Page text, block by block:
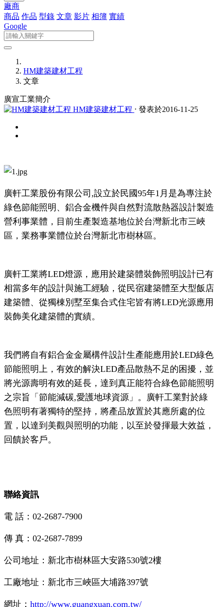
廠商
商品 作品 型錄 文章 影片 相簿 實績
Google
HM建築建材工程
文章
廣宣工業簡介
HM建築建材工程 ⋅ 發表於2016-11-25
廣軒工業股份有限公司,設立於民國95年1月是為專注於
綠色節能照明、鋁合金機件與自然對流散熱器設計製造
營利事業體，目前生產製造基地位於台灣新北市三峽
區，業務事業體位於台灣新北市樹林區。
廣軒工業將LED燈源，應用於建築體裝飾照明設計已有
相當多年的設計與施工經驗，從民宿建築體至大型飯店
建築體、從獨棟別墅至集合式住宅皆有將LED光源應用
裝飾美化建築體的實績。
我們將自有鋁合金金屬構件設計生產能應用於LED綠色
節能照明上，有效的解決LED產品散熱不足的困擾，並
將光源壽明有效的延長，達到真正能符合綠色節能照明
之宗旨「節能減碳,愛護地球資源」。廣軒工業對於綠
色照明有著獨特的堅持，將產品放置於其應所處的位
置，以達到美觀與照明的功能，以至於發揮最大效益，
回饋於客戶。
聯絡資訊
電 話：02-2687-7900
傳 真：02-2687-7899
公司地址：新北市樹林區大安路530號2樓
工廠地址：新北市三峽區大埔路397號
網址： http://www.guangxuan.com.tw/